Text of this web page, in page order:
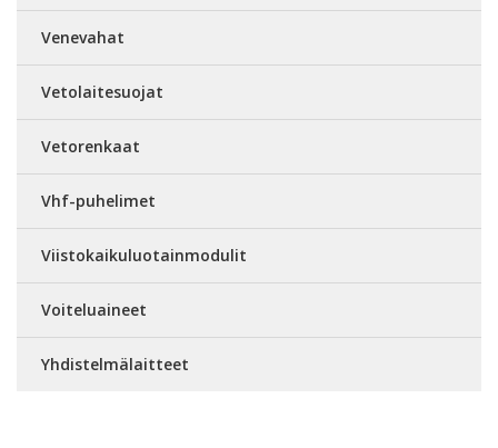
Venevahat
Vetolaitesuojat
Vetorenkaat
Vhf-puhelimet
Viistokaikuluotainmodulit
Voiteluaineet
Yhdistelmälaitteet